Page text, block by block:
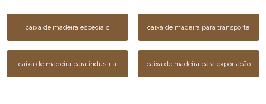
caixa de madeira especiais caixa de madeira para transporte
caixa de madeira para industria caixa de madeira para exportação